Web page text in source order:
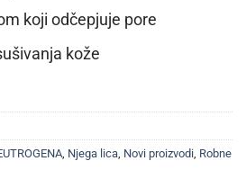
koji odčepjuje pore
kože
Njega lica Novi proizvodi Robne